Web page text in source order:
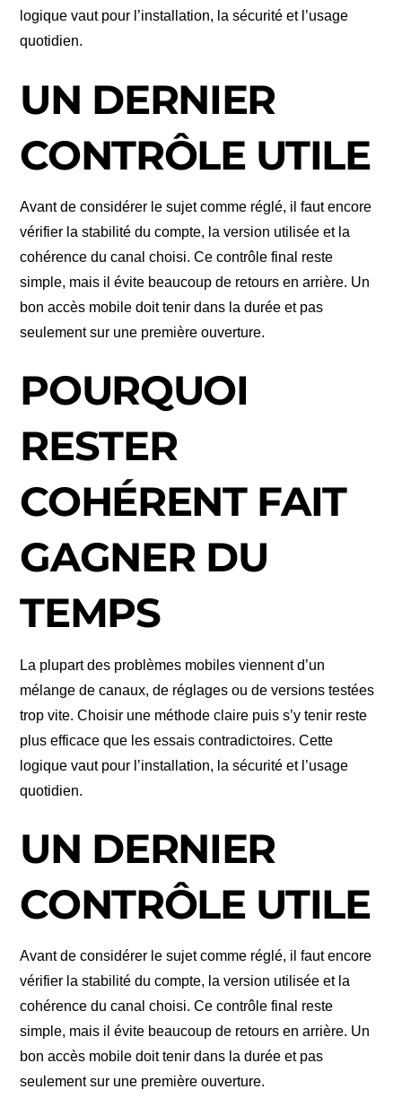
logique vaut pour l’installation, la sécurité et l’usage
quotidien.
UN DERNIER
CONTRÔLE UTILE
Avant de considérer le sujet comme réglé, il faut encore
vérifier la stabilité du compte, la version utilisée et la
cohérence du canal choisi. Ce contrôle final reste
simple, mais il évite beaucoup de retours en arrière. Un
bon accès mobile doit tenir dans la durée et pas
seulement sur une première ouverture.
POURQUOI
RESTER
COHÉRENT FAIT
GAGNER DU
TEMPS
La plupart des problèmes mobiles viennent d’un
mélange de canaux, de réglages ou de versions testées
trop vite. Choisir une méthode claire puis s’y tenir reste
plus efficace que les essais contradictoires. Cette
logique vaut pour l’installation, la sécurité et l’usage
quotidien.
UN DERNIER
CONTRÔLE UTILE
Avant de considérer le sujet comme réglé, il faut encore
vérifier la stabilité du compte, la version utilisée et la
cohérence du canal choisi. Ce contrôle final reste
simple, mais il évite beaucoup de retours en arrière. Un
bon accès mobile doit tenir dans la durée et pas
seulement sur une première ouverture.